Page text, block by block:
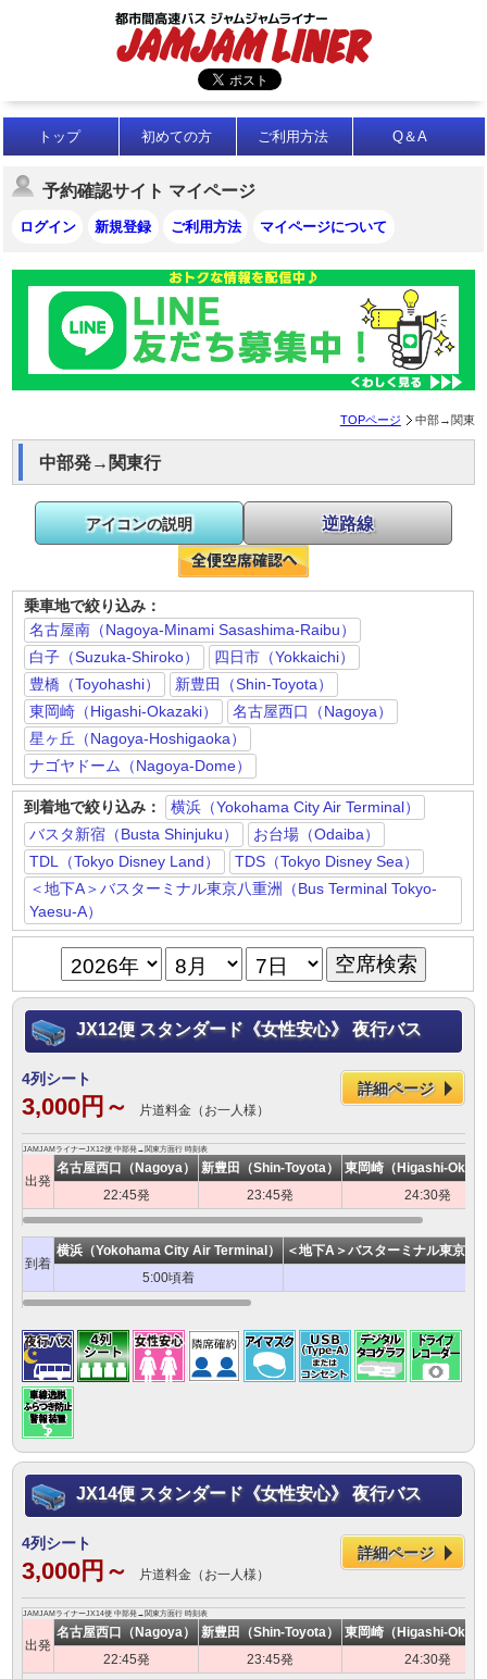
トップ 初めての方 ご利用方法 Q＆A
予約確認サイト マイページ
ログイン 新規登録 ご利用方法 マイページについて
TOPページ 中部→関東
中部発→関東行
乗車地で絞り込み：
名古屋南（Nagoya-Minami Sasashima-Raibu）
白子（Suzuka-Shiroko）
四日市（Yokkaichi）
豊橋（Toyohashi）
新豊田（Shin-Toyota）
東岡崎（Higashi-Okazaki）
名古屋西口（Nagoya）
星ヶ丘（Nagoya-Hoshigaoka）
ナゴヤドーム（Nagoya-Dome）
到着地で絞り込み：
横浜（Yokohama City Air Terminal）
バスタ新宿（Busta Shinjuku）
お台場（Odaiba）
TDL（Tokyo Disney Land）
TDS（Tokyo Disney Sea）
＜地下A＞バスターミナル東京八重洲（Bus Terminal Tokyo-
Yaesu-A）
アイコンの説明 逆路線
JX12便 スタンダード《女性安心》 夜行バス
4列シート
3,000円～ 片道料金（お一人様）
詳細ページ
JAMJAMライナーJX12便 中部発→関東方面行 時刻表
出発
名古屋西口（Nagoya） 新豊田（Shin-Toyota）
東岡崎（Higashi-
22:45発
23:45発 24:30発
到着
横浜（Yokohama City Air Terminal）
＜地下A＞バスターミナル東京
5:00頃着
JX14便 スタンダード《女性安心》 夜行バス
4列シート
3,000円～ 片道料金（お一人様）
詳細ページ
JAMJAMライナーJX14便 中部発→関東方面行 時刻表
出発
名古屋西口（Nagoya） 新豊田（Shin-Toyota）
東岡崎（Higashi-
22:45発
23:45発 24:30発